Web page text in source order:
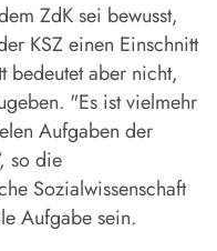
ZdK sei bewusst,
KSZ einen Einschnitt
bedeutet aber nicht,
"Es ist vielmehr
Aufgaben der
so die
Sozialwissenschaft
Aufgabe sein.